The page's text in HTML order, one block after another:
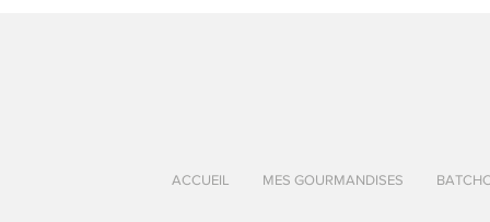
ACCUEIL MES GOURMANDISES